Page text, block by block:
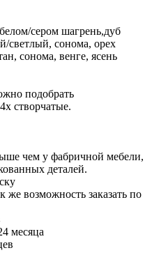
сером шагрень,дуб
светлый, сонома, орех
сонома, венге, ясень
подобрать
створчатые.
чем у фабричной мебели,
деталей.
же возможность заказать по
месяца